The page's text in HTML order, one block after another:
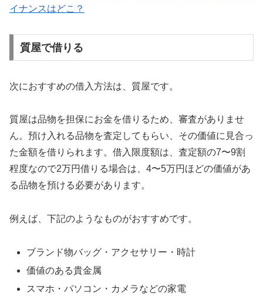
イナンスはどこ？
質屋で借りる
次におすすめの借入方法は、質屋です。
質屋は品物を担保にお金を借りるため、審査がありませ
ん。預け入れる品物を査定してもらい、その価値に見合っ
た金額を借りられます。借入限度額は、査定額の7〜9割
程度なので2万円借りる場合は、4〜5万円ほどの価値があ
る品物を預ける必要があります。
例えば、下記のようなものがおすすめです。
ブランド物バッグ・アクセサリー・時計
価値のある貴金属
スマホ・パソコン・カメラなどの家電